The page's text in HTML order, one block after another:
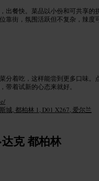
出餐快。菜品以小份和可共享的
靠街，氛围活跃但不复杂，辣度
分着吃，这样能尝到更多口味。
带着试新的心态来就好。
城, 都柏林 1, D01 X267, 爱尔兰
克 都柏林